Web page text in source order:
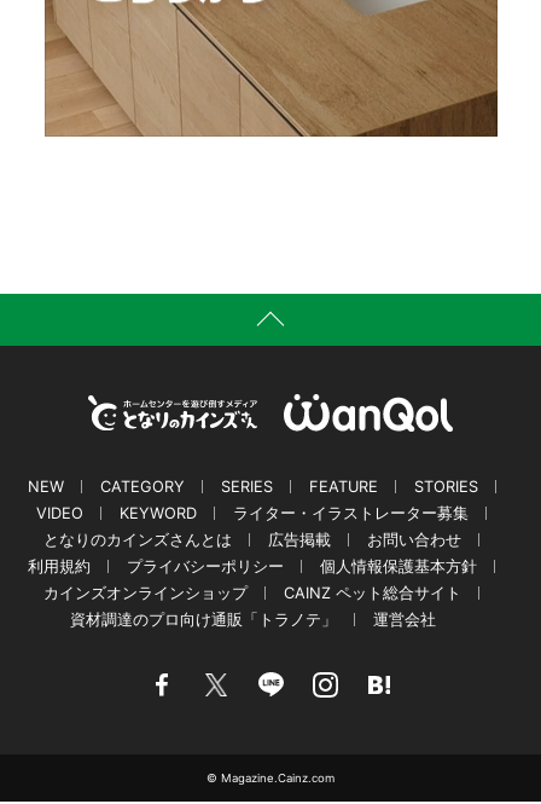
NEW CATEGORY SERIES FEATURE
STORIES
VIDEO
KEYWORD
ライター・イラストレーター募集
となりのカインズさんとは
広告掲載
お問い合わせ
利用規約
プライバシーポリシー
個人情報保護基本方針
カインズオンラインショップ
CAINZ ペット総合サイト
資材調達のプロ向け通販「トラノテ」
運営会社
© Magazine.Cainz.com